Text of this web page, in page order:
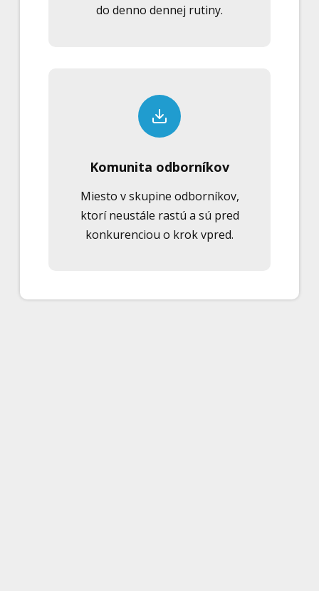
do denno dennej rutiny.
Komunita odborníkov
Miesto v skupine odborníkov,
ktorí neustále rastú a sú pred
konkurenciou o krok vpred.